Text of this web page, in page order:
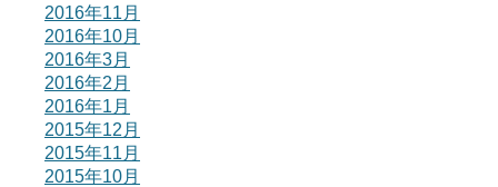
2016年11月
2016年10月
2016年3月
2016年2月
2016年1月
2015年12月
2015年11月
2015年10月